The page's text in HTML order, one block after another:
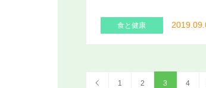
食と健康
1 2 3 4